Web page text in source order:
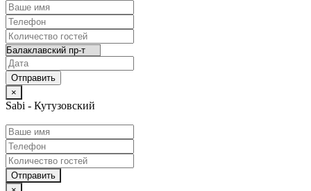
×
Sabi - Кутузовский
Отправить